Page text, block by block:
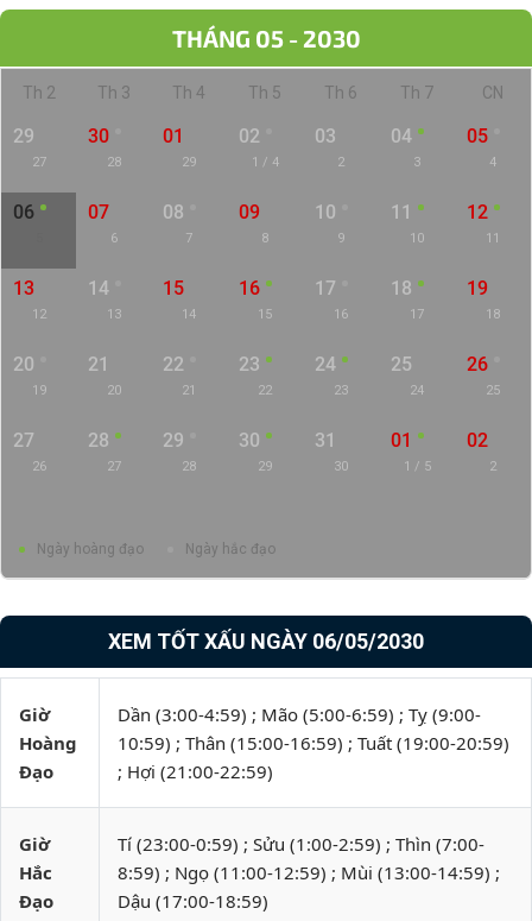
THÁNG 05 - 2030
Th 2 Th 3 Th 4 Th 5 Th 6 Th 7 CN
29
27
30
28
01
29
02
1 / 4
03
2
04
3
05
4
06 07
6
08
7
09
8
10
9
11
10
12
11
13
12
14
13
15
14
16
15
17
16
18
17
19
18
20
19
21
20
22
21
23
22
24
23
25
24
26
25
27
26
28
27
29
28
30
29
31
30
01
1 / 5
02
2
Ngày hoàng đạo Ngày hắc đạo
XEM TỐT XẤU NGÀY 06/05/2030
Giờ
Hoàng
Đạo
Dần (3:00-4:59) ; Mão (5:00-6:59) ; Tỵ (9:00-
10:59) ; Thân (15:00-16:59) ; Tuất (19:00-20:59)
; Hợi (21:00-22:59)
Giờ
Hắc
Đạo
Tí (23:00-0:59) ; Sửu (1:00-2:59) ; Thìn (7:00-
8:59) ; Ngọ (11:00-12:59) ; Mùi (13:00-14:59) ;
Dậu (17:00-18:59)